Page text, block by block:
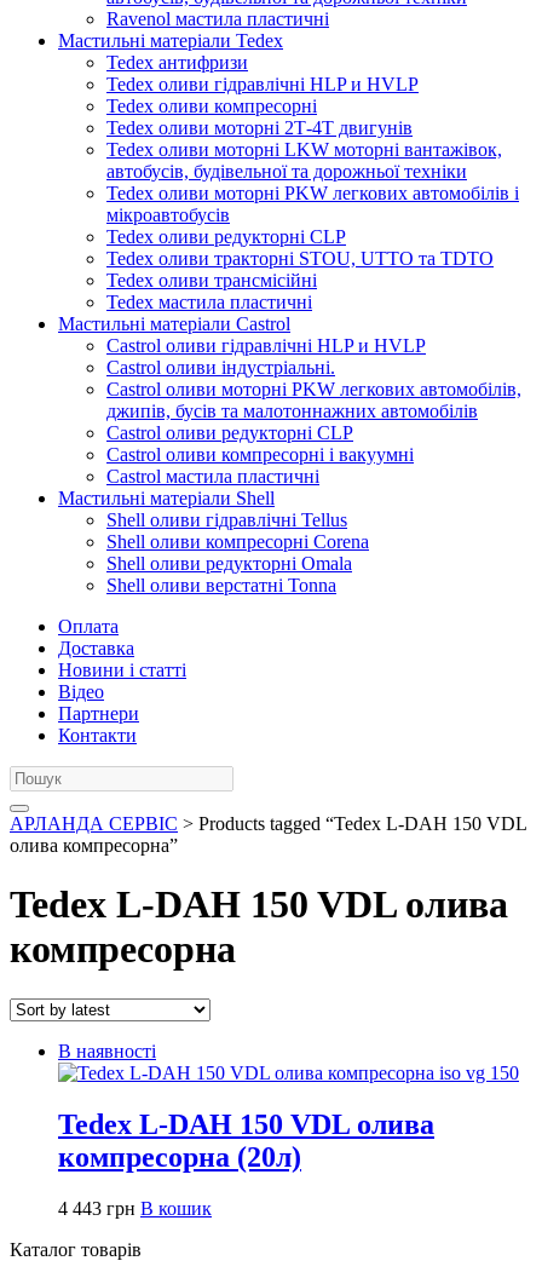
Ravenol мастила пластичні
Мастильні матеріали Tedex
Tedex антифризи
Tedex оливи гідравлічні HLP и HVLP
Tedex оливи компресорні
Tedex оливи моторні 2Т-4Т двигунів
Tedex оливи моторні LKW моторні вантажівок,
автобусів, будівельної та дорожньої техніки
Tedex оливи моторні PKW легкових автомобілів і
мікроавтобусів
Tedex оливи редукторні CLP
Tedex оливи тракторні STOU, UTTO та TDTO
Tedex оливи трансмісійні
Tedex мастила пластичні
Мастильні матеріали Castrol
Castrol оливи гідравлічні HLP и HVLP
Castrol оливи індустріальні.
Castrol оливи моторні PKW легкових автомобілів,
джипів, бусів та малотоннажних автомобілів
Castrol оливи редукторні CLP
Castrol оливи компресорні і вакуумні
Castrol мастила пластичні
Мастильні матеріали Shell
Shell оливи гідравлічні Tellus
Shell оливи компресорні Corena
Shell оливи редукторні Omala
Shell оливи верстатні Tonna
Оплата
Доставка
Новини і статті
Відео
Партнери
Контакти
АРЛАНДА СЕРВІС > Products tagged “Tedex L-DAH 150 VDL
олива компресорна”
Tedex L-DAH 150 VDL олива
компресорна
В наявності
Tedex L-DAH 150 VDL олива
компресорна (20л)
4 443 грн В кошик
Каталог товарів